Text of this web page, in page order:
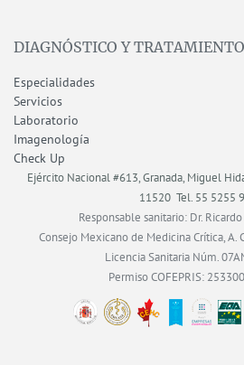
DIAGNÓSTICO Y
Especialidades
Servicios
Laboratorio
Imagenología
Check Up
Ejército Nacional #613, Granada, Miguel
11520Tel. 55 5255
Responsable sanitario: Dr.
Consejo Mexicano de Medicina Crítica, A.
Licencia Sanitaria Núm.
Permiso COFEPRIS: